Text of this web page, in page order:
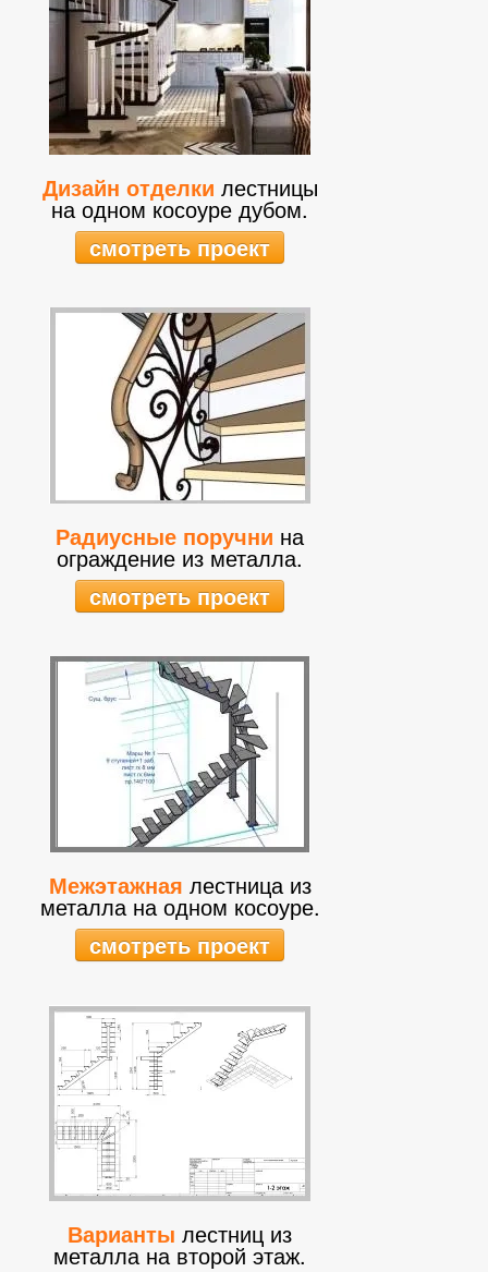
Дизайн отделки лестницы
на одном косоуре дубом.
смотреть проект
Радиусные поручни на
ограждение из металла.
смотреть проект
Межэтажная лестница из
металла на одном косоуре.
смотреть проект
Варианты лестниц из
металла на второй этаж.